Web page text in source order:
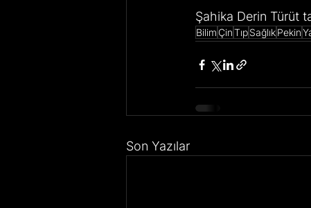
Şahika Derin Türüt
Bilim ÇinTıpSağlıkPekin
Son Yazılar